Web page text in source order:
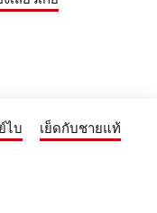
ไบ
เย็ดกับชายแท้